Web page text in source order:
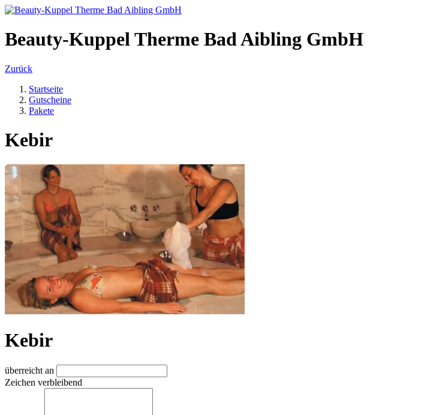
Beauty-Kuppel Therme Bad Aibling GmbH
Zurück
Startseite
Gutscheine
Pakete
Kebir
Kebir
überreicht an
Zeichen verbleibend